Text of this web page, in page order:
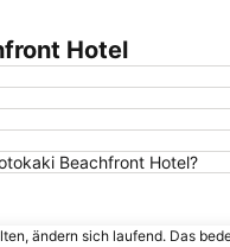
Hotel
Beachfront Hotel?
ändern sich laufend. Das